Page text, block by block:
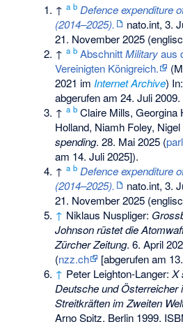
↑a b Defence expenditure
(2014–2025).
nato.int, 3.
21. November 2025
↑a b AbschnittMilitaryaus
Vereinigten Königreich.
(
2021 im Internet Archive) In:
abgerufen am 24. Juli 2009.
↑a b Claire Mills, Georgina
Holland, Niamh Foley, Nigel
spending. 28. Mai 2025 (
am 14. Juli 2025]).
↑a b Defence expenditure
(2014–2025).
nato.int, 3.
21. November 2025
↑ Niklaus Nuspliger:
Johnson rüstet die
Zürcher Zeitung. 6. April
(nzz.ch
[abgerufen am
↑ Peter Leighton-Langer:X
Deutsche und Österreicher
Streitkräften im Zweiten
Arno Spitz, Berlin 1999,